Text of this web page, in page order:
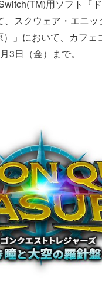
用ソフト『
スクウェア・エニ
」において、カフ
3日（金）まで。